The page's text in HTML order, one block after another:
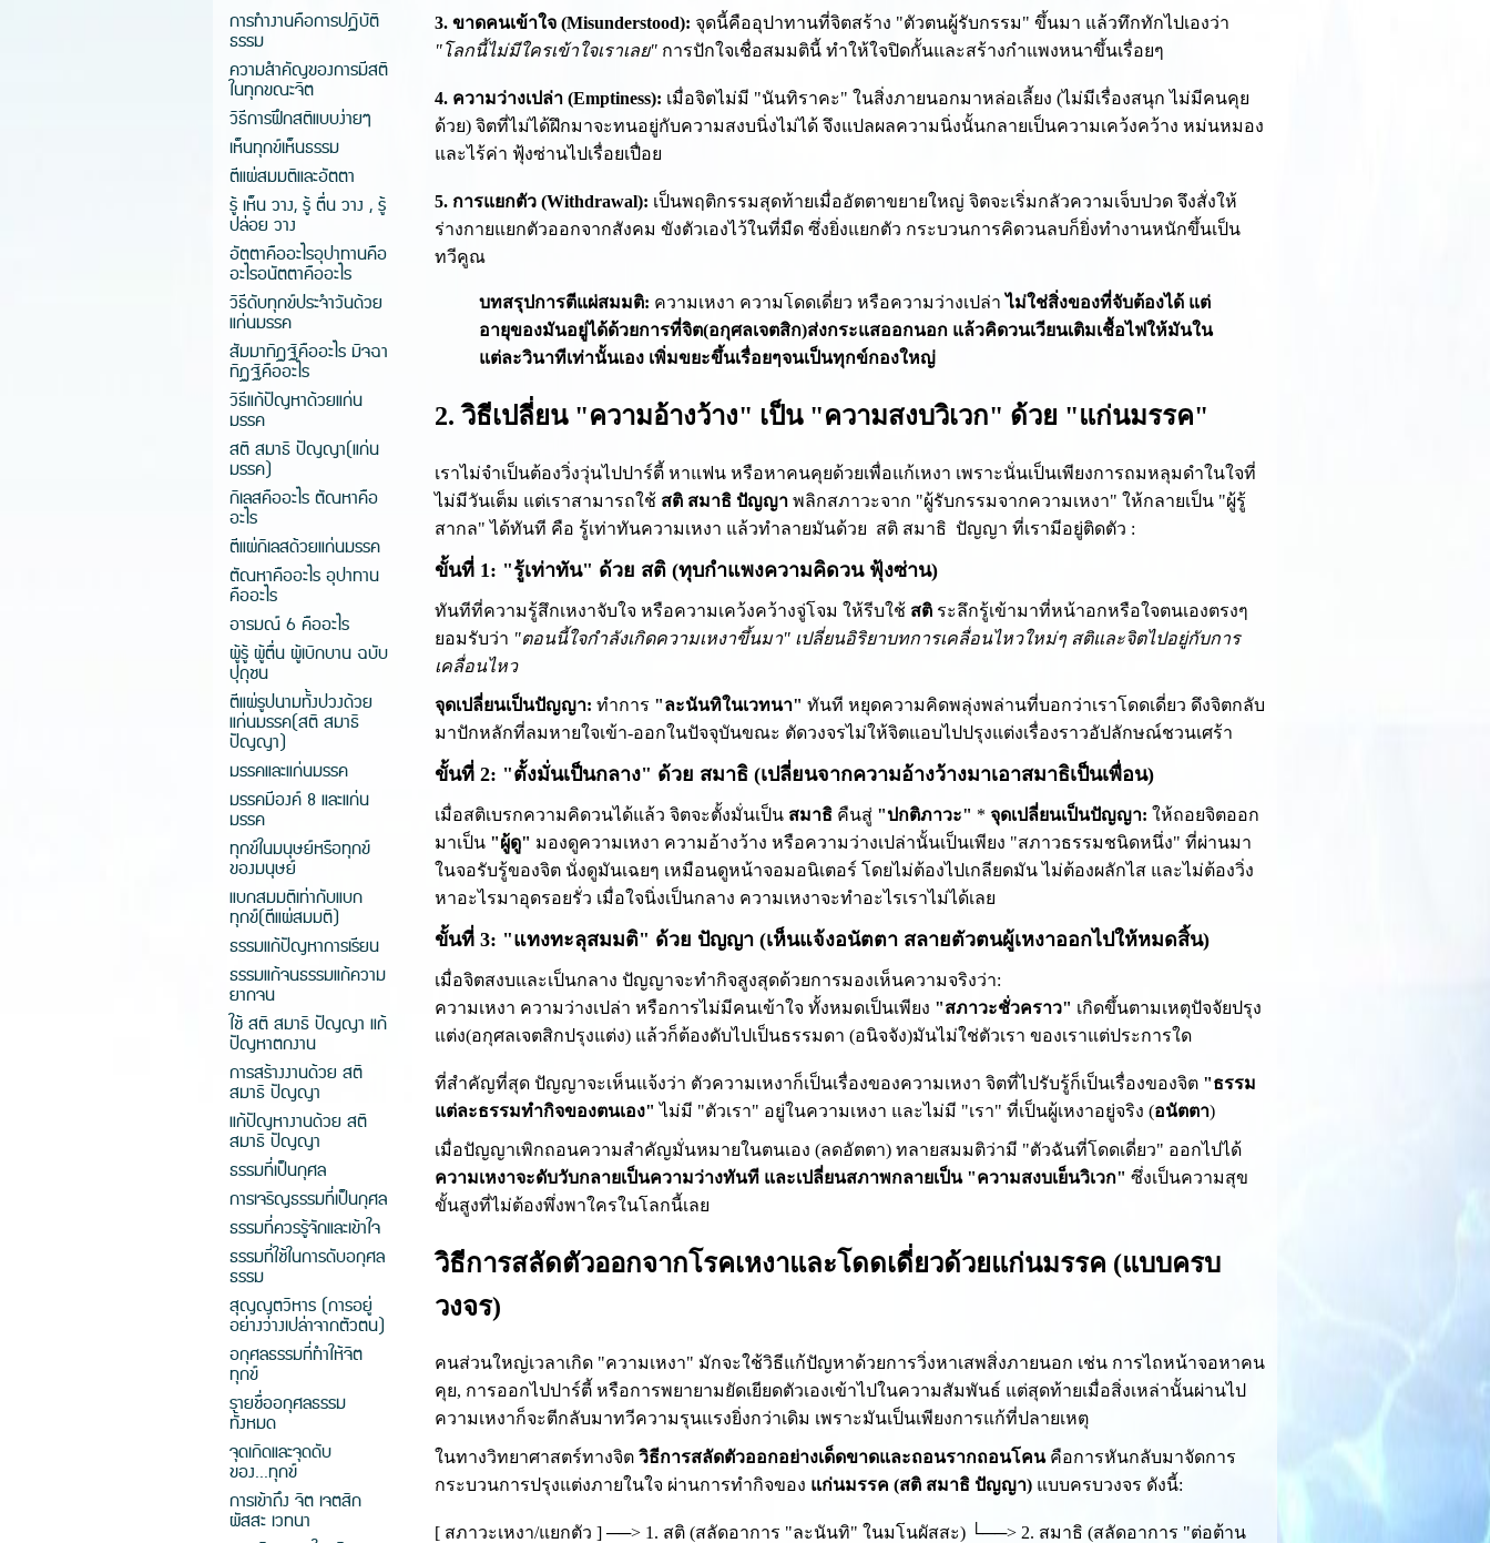
การทำงานคือการปฏิบัติ
ธรรม
ความสำคัญของการมีสติ
ในทุกขณะจิต
วิธีการฝึกสติแบบง่ายๆ
เห็นทุกข์เห็นธรรม
ตีแผ่สมมติและอัตตา
รู้ เห็น วาง, รู้ ตื่น วาง , รู้
ปล่อย วาง
อัตตาคืออะไรอุปาทานคือ
อะไรอนัตตาคืออะไร
วิธีดับทุกข์ประจำวันด้วย
แก่นมรรค
สัมมาทิฏฐิคืออะไร มิจฉา
ทิฏฐิคืออะไร
วิธีแก้ปัญหาด้วยแก่น
มรรค
สติ สมาธิ ปัญญา(แก่น
มรรค)
กิเลสคืออะไร ตัณหาคือ
อะไร
ตีแผ่กิเลสด้วยแก่นมรรค
ตัณหาคืออะไร อุปาทาน
คืออะไร
อารมณ์ 6 คืออะไร
ผู้รู้ ผู้ตื่น ผู้เบิกบาน ฉบับ
ปุถุชน
ตีแผ่รูปนามทั้งปวงด้วย
แก่นมรรค(สติ สมาธิ
ปัญญา)
มรรคและแก่นมรรค
มรรคมีองค์ 8 และแก่น
มรรค
ทุกข์ในมนุษย์หรือทุกข์
ของมนุษย์
แบกสมมติเท่ากับแบก
ทุกข์(ตีแผ่สมมติ)
ธรรมแก้ปัญหาการเรียน
ธรรมแก้จนธรรมแก้ความ
ยากจน
ใช้ สติ สมาธิ ปัญญา แก้
ปัญหาตกงาน
การสร้างงานด้วย สติ
สมาธิ ปัญญา
แก้ปัญหางานด้วย สติ
สมาธิ ปัญญา
ธรรมที่เป็นกุศล
การเจริญธรรมที่เป็นกุศล
ธรรมที่ควรรู้จักและเข้าใจ
ธรรมที่ใช้ในการดับอกุศล
ธรรม
สุญญตวิหาร (การอยู่
อย่างว่างเปล่าจากตัวตน)
อกุศลธรรมที่ทำให้จิต
ทุกข์
รายชื่ออกุศลธรรม
ทั้งหมด
จุดเกิดและจุดดับ
ของ...ทุกข์
การเข้าถึง จิต เจตสิก
ผัสสะ เวทนา
3. ขาดคนเข้าใจ (Misunderstood): จุดนี้คืออุปาทานที่จิตสร้าง "ตัวตนผู้รับกรรม" ขึ้นมา แล้วทึกทักไปเองว่า
"โลกนี้ไม่มีใครเข้าใจเราเลย" การปักใจเชื่อสมมตินี้ ทำให้ใจปิดกั้นและสร้างกำแพงหนาขึ้นเรื่อยๆ
4. ความว่างเปล่า (Emptiness): เมื่อจิตไม่มี "นันทิราคะ" ในสิ่งภายนอกมาหล่อเลี้ยง (ไม่มีเรื่องสนุก ไม่มีคนคุย
ด้วย) จิตที่ไม่ได้ฝึกมาจะทนอยู่กับความสงบนิ่งไม่ได้ จึงแปลผลความนิ่งนั้นกลายเป็นความเคว้งคว้าง หม่นหมอง
และไร้ค่า ฟุ้งซ่านไปเรื่อยเปื่อย
5. การแยกตัว (Withdrawal): เป็นพฤติกรรมสุดท้ายเมื่ออัตตาขยายใหญ่ จิตจะเริ่มกลัวความเจ็บปวด จึงสั่งให้
ร่างกายแยกตัวออกจากสังคม ขังตัวเองไว้ในที่มืด ซึ่งยิ่งแยกตัว กระบวนการคิดวนลบก็ยิ่งทำงานหนักขึ้นเป็น
ทวีคูณ
บทสรุปการตีแผ่สมมติ: ความเหงา ความโดดเดี่ยว หรือความว่างเปล่าไม่ใช่สิ่งของที่จับต้องได้ แต่
อายุของมันอยู่ได้ด้วยการที่จิต(อกุศลเจตสิก)ส่งกระแสออกนอก แล้วคิดวนเวียนเติมเชื้อไฟให้มันใน
แต่ละวินาทีเท่านั้นเอง เพิ่มขยะขึ้นเรื่อยๆจนเป็นทุกข์กองใหญ่
2. วิธีเปลี่ยน "ความอ้างว้าง" เป็น "ความสงบวิเวก" ด้วย "แก่นมรรค"
เราไม่จำเป็นต้องวิ่งวุ่นไปปาร์ตี้ หาแฟน หรือหาคนคุยด้วยเพื่อแก้เหงา เพราะนั่นเป็นเพียงการถมหลุมดำในใจที่
ไม่มีวันเต็ม แต่เราสามารถใช้ สติ สมาธิ ปัญญา พลิกสภาวะจาก "ผู้รับกรรมจากความเหงา" ให้กลายเป็น "ผู้รู้
สากล" ได้ทันที คือ รู้เท่าทันความเหงา แล้วทำลายมันด้วย สติ สมาธิ ปัญญา ที่เรามีอยู่ติดตัว :
ขั้นที่ 1: "รู้เท่าทัน" ด้วย สติ (ทุบกำแพงความคิดวน ฟุ้งซ่าน)
ทันทีที่ความรู้สึกเหงาจับใจ หรือความเคว้งคว้างจู่โจม ให้รีบใช้ สติ ระลึกรู้เข้ามาที่หน้าอกหรือใจตนเองตรงๆ
ยอมรับว่า "ตอนนี้ใจกำลังเกิดความเหงาขึ้นมา" เปลี่ยนอิริยาบทการเคลื่อนไหวใหม่ๆ สติและจิตไปอยู่กับการ
เคลื่อนไหว
จุดเปลี่ยนเป็นปัญญา: ทำการ "ละนันทิในเวทนา" ทันที หยุดความคิดพลุ่งพล่านที่บอกว่าเราโดดเดี่ยว ดึงจิตกลับ
มาปักหลักที่ลมหายใจเข้า-ออกในปัจจุบันขณะ ตัดวงจรไม่ให้จิตแอบไปปรุงแต่งเรื่องราวอัปลักษณ์ชวนเศร้า
ขั้นที่ 2: "ตั้งมั่นเป็นกลาง" ด้วย สมาธิ (เปลี่ยนจากความอ้างว้างมาเอาสมาธิเป็นเพื่อน)
เมื่อสติเบรกความคิดวนได้แล้ว จิตจะตั้งมั่นเป็น สมาธิ คืนสู่ "ปกติภาวะ" *จุดเปลี่ยนเป็นปัญญา: ให้ถอยจิตออก
มาเป็น "ผู้ดู" มองดูความเหงา ความอ้างว้าง หรือความว่างเปล่านั้นเป็นเพียง "สภาวธรรมชนิดหนึ่ง" ที่ผ่านมา
ในจอรับรู้ของจิต นั่งดูมันเฉยๆ เหมือนดูหน้าจอมอนิเตอร์ โดยไม่ต้องไปเกลียดมัน ไม่ต้องผลักไส และไม่ต้องวิ่ง
หาอะไรมาอุดรอยรั่ว เมื่อใจนิ่งเป็นกลาง ความเหงาจะทำอะไรเราไม่ได้เลย
ขั้นที่ 3: "แทงทะลุสมมติ" ด้วย ปัญญา (เห็นแจ้งอนัตตา สลายตัวตนผู้เหงาออกไปให้หมดสิ้น)
เมื่อจิตสงบและเป็นกลาง ปัญญาจะทำกิจสูงสุดด้วยการมองเห็นความจริงว่า:
ความเหงา ความว่างเปล่า หรือการไม่มีคนเข้าใจ ทั้งหมดเป็นเพียง "สภาวะชั่วคราว" เกิดขึ้นตามเหตุปัจจัยปรุง
แต่ง(อกุศลเจตสิกปรุงแต่ง) แล้วก็ต้องดับไปเป็นธรรมดา (อนิจจัง)มันไม่ใช่ตัวเรา ของเราแต่ประการใด
ที่สำคัญที่สุด ปัญญาจะเห็นแจ้งว่า ตัวความเหงาก็เป็นเรื่องของความเหงา จิตที่ไปรับรู้ก็เป็นเรื่องของจิต "ธรรม
แต่ละธรรมทำกิจของตนเอง" ไม่มี "ตัวเรา" อยู่ในความเหงา และไม่มี "เรา" ที่เป็นผู้เหงาอยู่จริง (อนัตตา)
เมื่อปัญญาเพิกถอนความสำคัญมั่นหมายในตนเอง (ลดอัตตา) ทลายสมมติว่ามี "ตัวฉันที่โดดเดี่ยว" ออกไปได้
ความเหงาจะดับวับกลายเป็นความว่างทันที และเปลี่ยนสภาพกลายเป็น "ความสงบเย็นวิเวก"ซึ่งเป็นความสุข
ขั้นสูงที่ไม่ต้องพึ่งพาใครในโลกนี้เลย
วิธีการสลัดตัวออกจากโรคเหงาและโดดเดี่ยวด้วยแก่นมรรค (แบบครบ
วงจร)
คนส่วนใหญ่เวลาเกิด "ความเหงา" มักจะใช้วิธีแก้ปัญหาด้วยการวิ่งหาเสพสิ่งภายนอก เช่น การไถหน้าจอหาคน
คุย, การออกไปปาร์ตี้ หรือการพยายามยัดเยียดตัวเองเข้าไปในความสัมพันธ์ แต่สุดท้ายเมื่อสิ่งเหล่านั้นผ่านไป
ความเหงาก็จะตีกลับมาทวีความรุนแรงยิ่งกว่าเดิม เพราะมันเป็นเพียงการแก้ที่ปลายเหตุ
ในทางวิทยาศาสตร์ทางจิตวิธีการสลัดตัวออกอย่างเด็ดขาดและถอนรากถอนโคนคือการหันกลับมาจัดการ
กระบวนการปรุงแต่งภายในใจ ผ่านการทำกิจของ แก่นมรรค (สติ สมาธิ ปัญญา) แบบครบวงจร ดังนี้:
[ สภาวะเหงา/แยกตัว ] ──> 1. สติ (สลัดอาการ "ละนันทิ" ในมโนผัสสะ) └──> 2. สมาธิ (สลัดอาการ "ต่อต้าน